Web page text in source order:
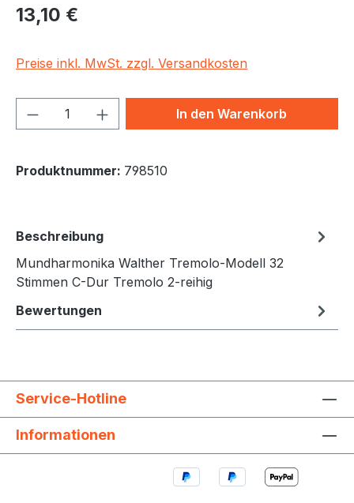
Regulärer Preis:
13,10 €
Preise inkl. MwSt. zzgl. Versandkosten
Produkt Anzahl: Gib denIn den Warenkorb
Produktnummer: 798510
Beschreibung
Mundharmonika Walther Tremolo-Modell 32
Stimmen C-Dur Tremolo 2-reihig
Bewertungen
Service-Hotline
Informationen